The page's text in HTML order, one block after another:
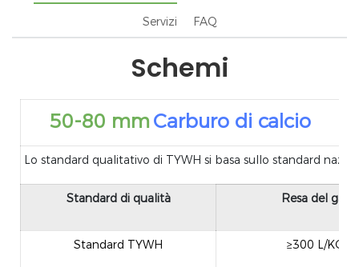
Servizi FAQ
Schemi
50-80 mm Carburo di calcio
Lo standard qualitativo di TYWH si basa sullo standard
Standard di qualità Resa del gas
Standard TYWH ≥300 L/KG